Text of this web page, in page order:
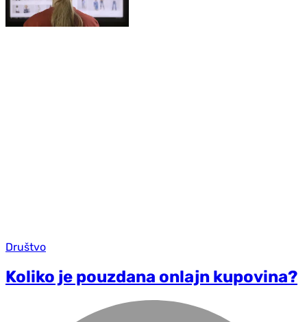
Društvo
Koliko je pouzdana onlajn kupovina?